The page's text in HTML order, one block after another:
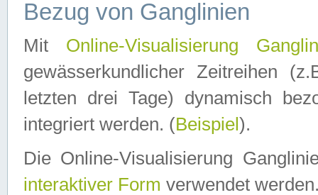
Bezug von Ganglinien
Mit Online-Visualisierung
gewässerkundlicher Zeitreihen
letzten drei Tage) dynamisch
integriert werden. (Beispiel ).
Die Online-Visualisierung
interaktiver Form verwendet